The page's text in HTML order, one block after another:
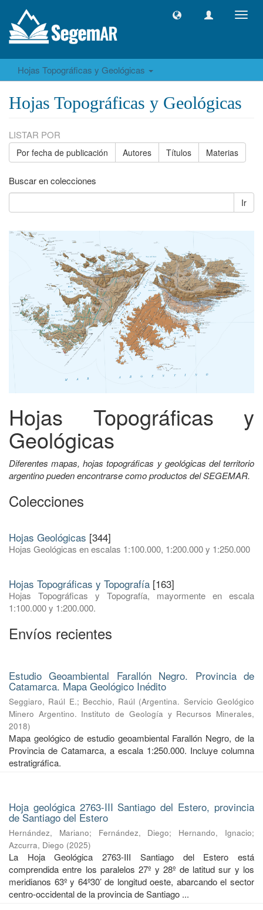
Hojas Topográficas y Geológicas
Hojas Topográficas y Geológicas
LISTAR POR
Por fecha de publicación Autores Títulos Materias
Buscar en colecciones
Ir
Hojas Topográficas y
Geológicas
Diferentes mapas, hojas topográficas y geológicas del territorio
argentino pueden encontrarse como productos del SEGEMAR.
Colecciones
Hojas Geológicas [344]
Hojas Geológicas en escalas 1:100.000, 1:200.000 y 1:250.000
Hojas Topográficas y Topografía [163]
Hojas Topográficas y Topografía, mayormente en escala
1:100.000 y 1:200.000.
Envíos recientes
Estudio Geoambiental Farallón Negro. Provincia de
Catamarca. Mapa Geológico Inédito
Seggiaro, Raúl E.; Becchio, Raúl (Argentina. Servicio Geológico
Minero Argentino. Instituto de Geología y Recursos Minerales,
2018)
Mapa geológico de estudio geoambiental Farallón Negro, de la
Provincia de Catamarca, a escala 1:250.000. Incluye columna
estratigráfica.
Hoja geológica 2763-III Santiago del Estero, provincia
de Santiago del Estero
Hernández, Mariano; Fernández, Diego; Hernando, Ignacio;
Azcurra, Diego (2025)
La Hoja Geológica 2763-III Santiago del Estero está
comprendida entre los paralelos 27º y 28º de latitud sur y los
meridianos 63º y 64º30’ de longitud oeste, abarcando el sector
centro-occidental de la provincia de Santiago ...